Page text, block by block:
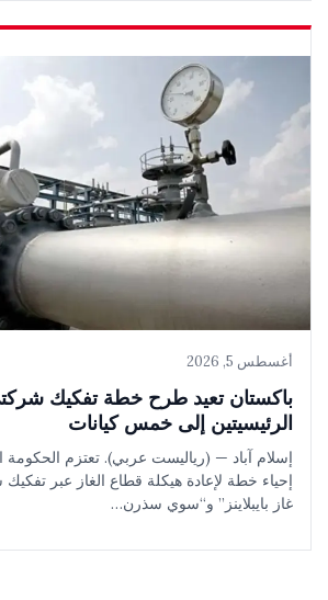
أغسطس 5, 2026
باكستان تعيد طرح خطة تفكيك
الرئيسيتين إلى خمس كيانات
إسلام آباد — (رياليست عربي). تعتزم الحكومة
إحياء خطة لإعادة هيكلة قطاع الغاز عبر
غاز بايبلاينز” و“سوي سذرن…